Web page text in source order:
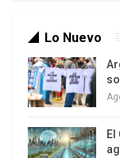
en triunfo en
comunista.
Lo Nuevo